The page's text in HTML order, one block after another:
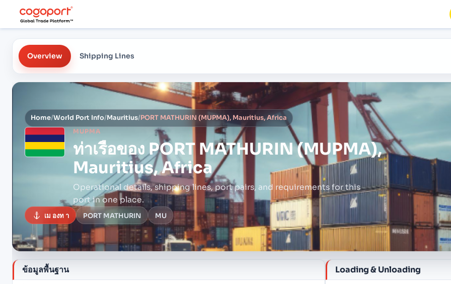
Overview Shipping Lines
Home/World Port Info/Mauritius/PORT MATHURIN (MUPMA), Mauritius, Africa
MUPMA
ท่าเรือของPORT MATHURIN (MUPMA),
Mauritius, Africa
Operational details, shipping lines, port pairs, and requirements for this
port in one place.
เม องท า PORT MATHURIN MU
ข้อมูลพื้นฐาน Loading & Unloading